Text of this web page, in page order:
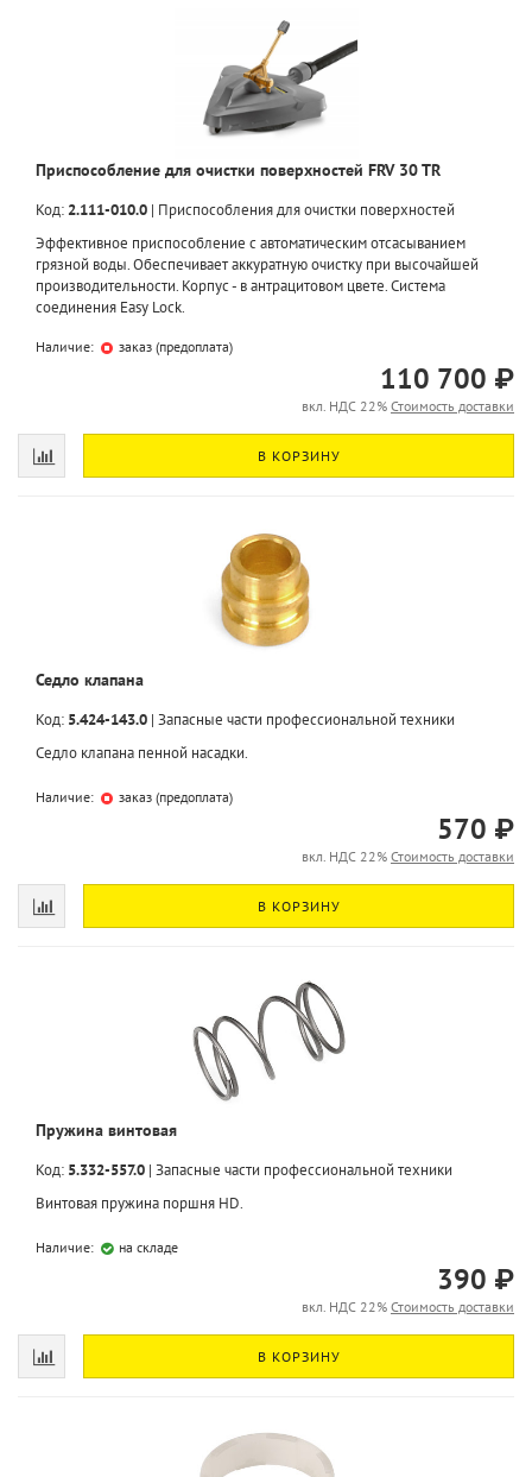
Приспособление для очистки поверхностей FRV 30 TR
Код: 2.111-010.0 | Приспособления для очистки поверхностей
Эффективное приспособление с автоматическим отсасыванием
грязной воды. Обеспечивает аккуратную очистку при высочайшей
производительности. Корпус - в антрацитовом цвете. Система
соединения Easy Lock.
Наличие: заказ (предоплата)
110 700 ₽
вкл. НДС 22% Стоимость доставки
В КОРЗИНУ
Седло клапана
Код: 5.424-143.0 | Запасные части профессиональной техники
Седло клапана пенной насадки.
Наличие: заказ (предоплата)
570 ₽
вкл. НДС 22% Стоимость доставки
В КОРЗИНУ
Пружина винтовая
Код: 5.332-557.0 | Запасные части профессиональной техники
Винтовая пружина поршня HD.
Наличие: на складе
390 ₽
вкл. НДС 22% Стоимость доставки
В КОРЗИНУ